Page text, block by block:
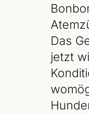
Das
jetzt